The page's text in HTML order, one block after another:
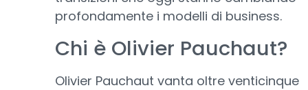
profondamente i modelli di business.
Chi è Olivier Pauchaut?
Olivier Pauchaut vanta oltre venticinque